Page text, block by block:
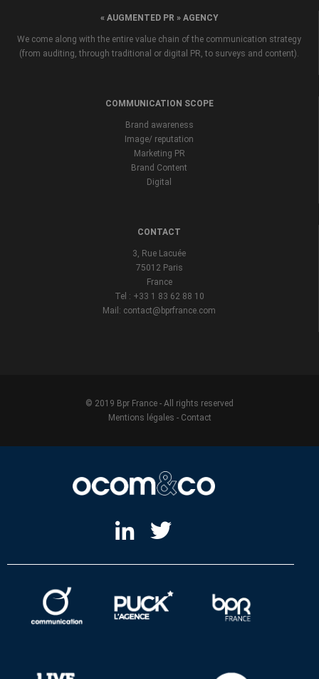
« AUGMENTED PR » AGENCY
We come along with the entire value chain of the communication strategy
(from auditing, through traditional or digital PR, to surveys and content).
COMMUNICATION SCOPE
Brand awareness
Image/ reputation
Marketing PR
Brand Content
Digital
CONTACT
3, Rue Lacuée
75012 Paris
France
Tel : +33 1 83 62 88 10
Mail: contact@bprfrance.com
© 2019 Bpr France - All rights reserved
Mentions légales - Contact